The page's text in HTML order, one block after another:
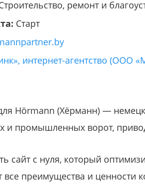
ремонт и
Старт
интернет-агентство (ООО
Hörmann (Хёрманн) —
и промышленных ворот,
сайт с нуля, который
все преимущества и ценности